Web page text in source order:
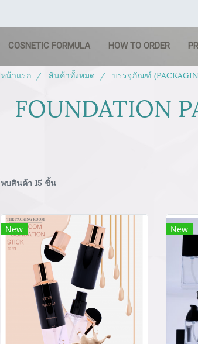
COSNETIC FORMULA HOW TO ORDER
หน้าแรก สินค้าทั้งหมด บรรจุภัณฑ์
FOUNDATION
พบสินค้า 15 ชิ้น
New New